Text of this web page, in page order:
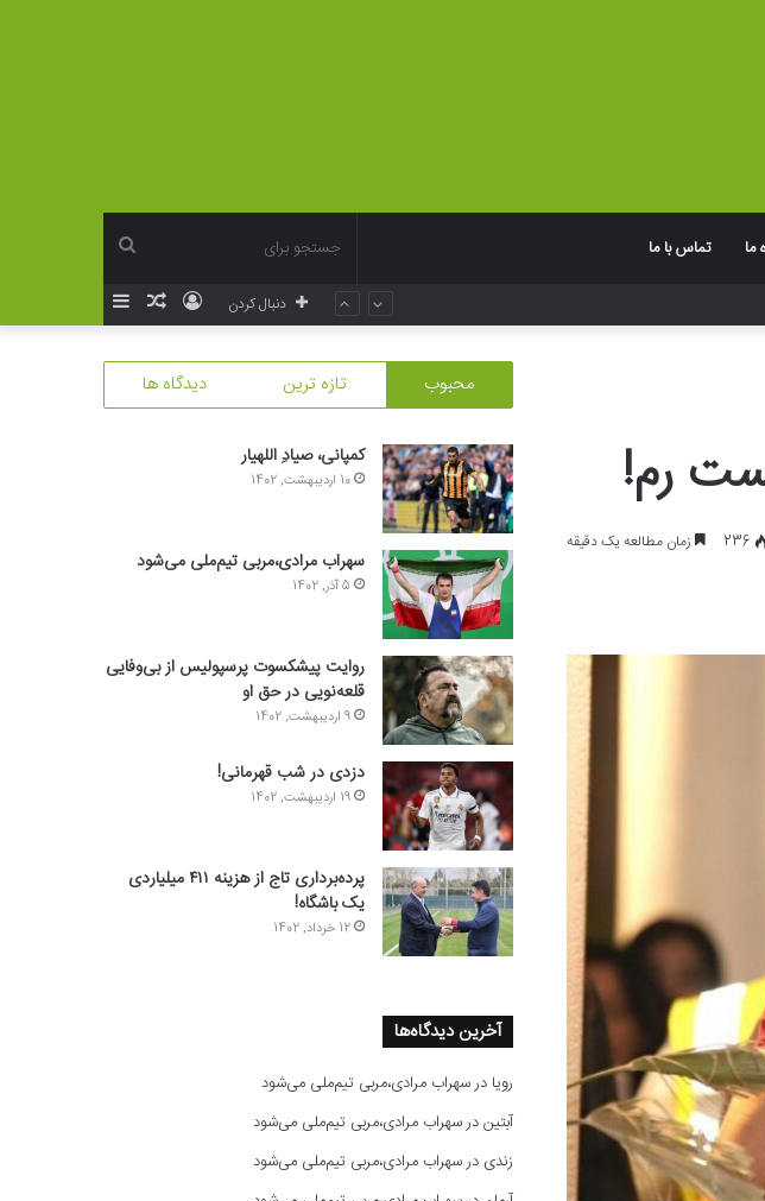
ما تماس با ما
براینوشته
ورود دنبال کردن
رم!
236 زمان مطالعه یک دقیقه
محبوب تازه ترین دیدگاه ها
کمپانی، صیادِ اللهیار
10 اردیبهشت, 1402
سهراب مرادی،مربی تیم‌ملی می‌شود
5 آذر, 1402
روایت پیشکسوت پرسپولیس از بی‌وفایی
قلعه‌نویی در حق او
9 اردیبهشت, 1402
دزدی در شب قهرمانی!
19 اردیبهشت, 1402
پرده‌برداری تاج از هزینه ۴۱۱ میلیاردی
یک باشگاه!
12 خرداد, 1402
آخرین دیدگاه‌ها
رویا درسهراب مرادی،مربی تیم‌ملی می‌شود
آبتیندرسهراب مرادی،مربی تیم‌ملی می‌شود
زندی درسهراب مرادی،مربی تیم‌ملی می‌شود